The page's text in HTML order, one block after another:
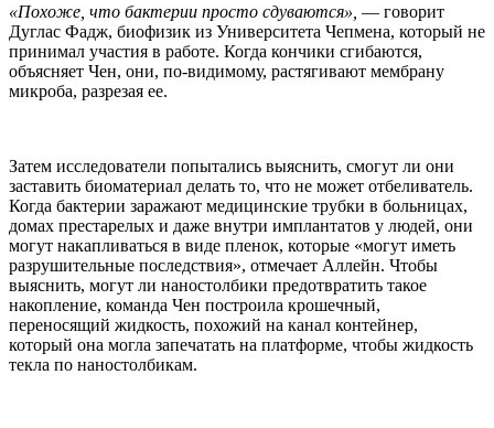
«Похоже, что бактерии просто сдуваются», — говорит
Дуглас Фадж, биофизик из Университета Чепмена, который не
принимал участия в работе. Когда кончики сгибаются,
объясняет Чен, они, по-видимому, растягивают мембрану
микроба, разрезая ее.
Затем исследователи попытались выяснить, смогут ли они
заставить биоматериал делать то, что не может отбеливатель.
Когда бактерии заражают медицинские трубки в больницах,
домах престарелых и даже внутри имплантатов у людей, они
могут накапливаться в виде пленок, которые «могут иметь
разрушительные последствия», отмечает Аллейн. Чтобы
выяснить, могут ли наностолбики предотвратить такое
накопление, команда Чен построила крошечный,
переносящий жидкость, похожий на канал контейнер,
который она могла запечатать на платформе, чтобы жидкость
текла по наностолбикам.